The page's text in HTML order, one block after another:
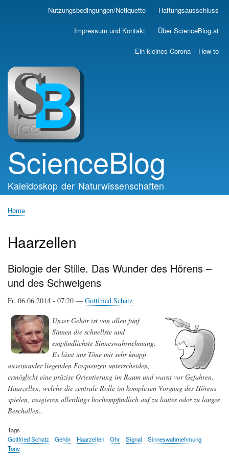
Skip
main
Nutzungsbedingungen/Netiquette Haftungsausschluss
Impressum und Kontakt Über ScienceBlog.at
Ein kleines Corona – How-to
ScienceBlog
Kaleidoskop der Naturwissenschaften
Home
Haarzellen
Biologie der Stille. Das Wunder des Hörens –
und des Schweigens
Fr, 06.06.2014 - 07:20 — Gottfried Schatz
Unser Gehör ist von allen fünf
Sinnen die schnellste und
empfindlichste Sinneswahrnehmung.
Es lässt uns Töne mit sehr knapp
auseinander liegenden Frequenzen unterscheiden,
ermöglicht eine präzise Orientierung im Raum und warnt vor Gefahren.
Haarzellen, welche die zentrale Rolle im komplexen Vorgang des Hörens
spielen, reagieren allerdings hochempfindlich auf zu lautes oder zu langes
Beschallen..
Tags
Gottfried Schatz
Gehör Haarzellen Ohr Signal
Sinneswahrnehmung
Töne